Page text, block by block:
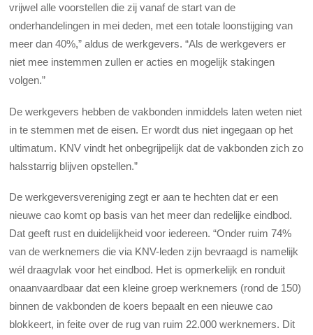
vrijwel alle voorstellen die zij vanaf de start van de
onderhandelingen in mei deden, met een totale loonstijging van
meer dan 40%,” aldus de werkgevers. “Als de werkgevers er
niet mee instemmen zullen er acties en mogelijk stakingen
volgen.”
De werkgevers hebben de vakbonden inmiddels laten weten niet
in te stemmen met de eisen. Er wordt dus niet ingegaan op het
ultimatum. KNV vindt het onbegrijpelijk dat de vakbonden zich zo
halsstarrig blijven opstellen.”
De werkgeversvereniging zegt er aan te hechten dat er een
nieuwe cao komt op basis van het meer dan redelijke eindbod.
Dat geeft rust en duidelijkheid voor iedereen. “Onder ruim 74%
van de werknemers die via KNV-leden zijn bevraagd is namelijk
wél draagvlak voor het eindbod. Het is opmerkelijk en ronduit
onaanvaardbaar dat een kleine groep werknemers (rond de 150)
binnen de vakbonden de koers bepaalt en een nieuwe cao
blokkeert, in feite over de rug van ruim 22.000 werknemers. Dit